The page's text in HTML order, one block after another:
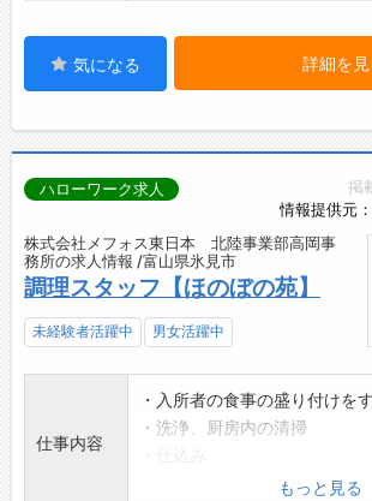
気になる 詳細を見
掲
情報提供元
ハローワーク求人
株式会社メフォス東日本 北陸事業部高岡事
務所の求人情報 /富山県氷見市
調理スタッフ【ほのぼの苑】
未経験者活躍中 男女活躍中
仕事内容
・入所者の食事の盛り付けをす
・洗浄、厨房内の清掃
*朝食90食、昼食130食、夕
もっと見る